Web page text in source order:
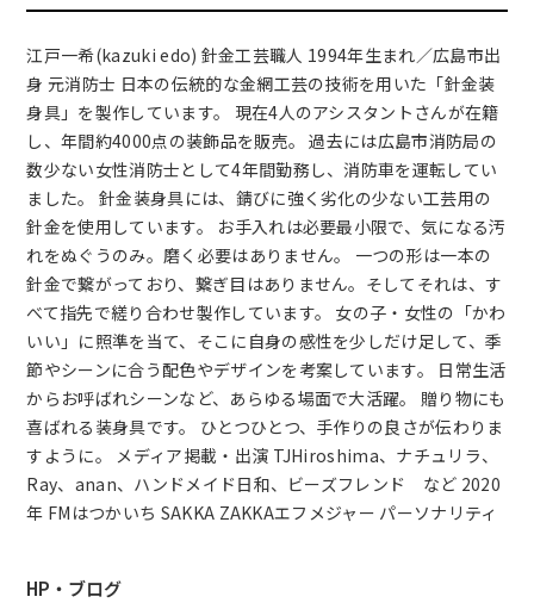
江戸一希(kazuki edo) 針金工芸職人 1994年生まれ／広島市出
身 元消防士 日本の伝統的な金網工芸の技術を用いた「針金装
身具」を製作しています。 現在4人のアシスタントさんが在籍
し、年間約4000点の装飾品を販売。 過去には広島市消防局の
数少ない女性消防士として4年間勤務し、消防車を運転してい
ました。 針金装身具には、錆びに強く劣化の少ない工芸用の
針金を使用しています。 お手入れは必要最小限で、気になる汚
れをぬぐうのみ。磨く必要はありません。 一つの形は一本の
針金で繋がっており、繋ぎ目はありません。そしてそれは、す
べて指先で縒り合わせ製作しています。 女の子・女性の「かわ
いい」に照準を当て、そこに自身の感性を少しだけ足して、季
節やシーンに合う配色やデザインを考案しています。 日常生活
からお呼ばれシーンなど、あらゆる場面で大活躍。 贈り物にも
喜ばれる装身具です。 ひとつひとつ、手作りの良さが伝わりま
すように。 メディア掲載・出演 TJHiroshima、ナチュリラ、
Ray、anan、ハンドメイド日和、ビーズフレンド など 2020
年 FMはつかいち SAKKA ZAKKAエフメジャー パーソナリティ
HP・ブログ